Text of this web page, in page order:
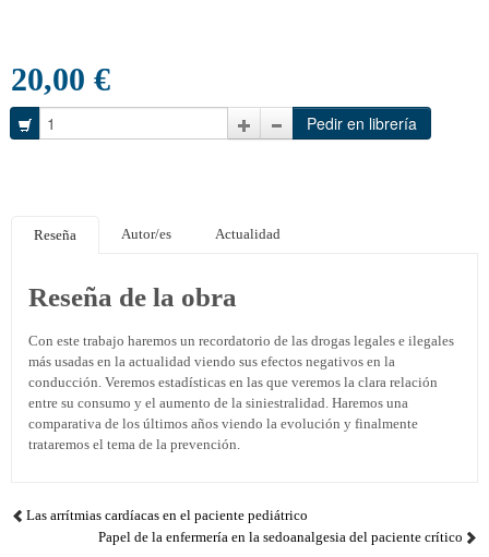
20,00 €
Reseña Autor/es Actualidad
Reseña de la obra
Con este trabajo haremos un recordatorio de las drogas legales e ilegales
más usadas en la actualidad viendo sus efectos negativos en la
conducción. Veremos estadísticas en las que veremos la clara relación
entre su consumo y el aumento de la siniestralidad. Haremos una
comparativa de los últimos años viendo la evolución y finalmente
trataremos el tema de la prevención.
Las arrítmias cardíacas en el paciente pediátrico
Papel de la enfermería en la sedoanalgesia del paciente crítico